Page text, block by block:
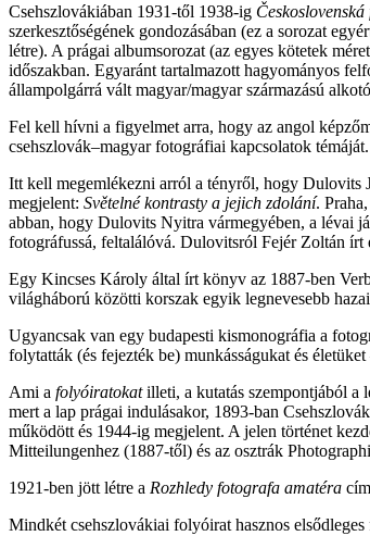
Csehszlovákiában 1931-től 1938-ig
szerkesztőségének gondozásában (ez a sorozat
létre). A prágai albumsorozat (az egyes kötetek
időszakban. Egyaránt tartalmazott hagyományos
állampolgárrá vált magyar/magyar származású
Fel kell hívni a figyelmet arra, hogy az angol
csehszlovák–magyar fotográfiai kapcsolatok témáját.
Itt kell megemlékezni arról a tényről, hogy Dulovits
megjelent: Světelné kontrasty a jejich zdolání.
abban, hogy Dulovits Nyitra vármegyében, a lévai
fotográfussá, feltalálóvá. Dulovitsról Fejér Zoltán
Egy Kincses Károly által írt könyv az 1887-ben
világháború közötti korszak egyik legnevesebb
Ugyancsak van egy budapesti kismonográfia a
folytatták (és fejezték be) munkásságukat és
Ami a folyóiratokatilleti, a kutatás szempontjából a
mert a lap prágai indulásakor, 1893-ban
működött és 1944-ig megjelent. A jelen történet
Mitteilungenhez (1887-től) és az osztrák
1921-ben jött létre a Rozhledy fotografa amatéra
Mindkét csehszlovákiai folyóirat hasznos